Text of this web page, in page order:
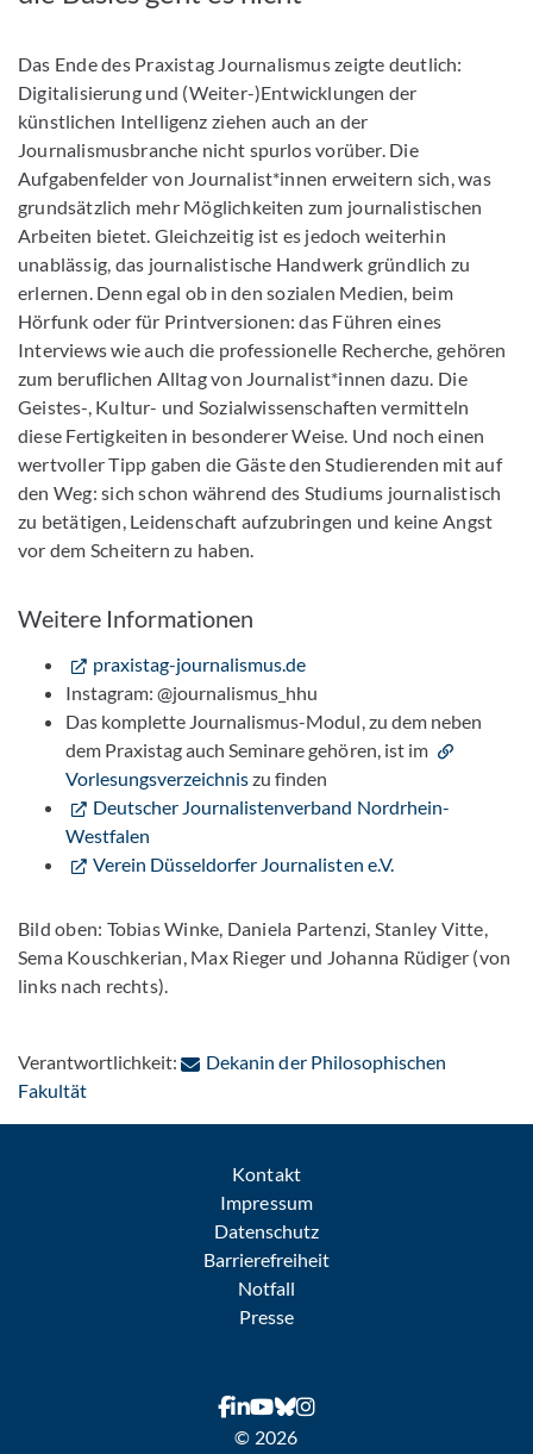
Das Ende des Praxistag Journalismus zeigte deutlich:
Digitalisierung und (Weiter-)Entwicklungen der
künstlichen Intelligenz ziehen auch an der
Journalismusbranche nicht spurlos vorüber. Die
Aufgabenfelder von Journalist*innen erweitern sich, was
grundsätzlich mehr Möglichkeiten zum journalistischen
Arbeiten bietet. Gleichzeitig ist es jedoch weiterhin
unablässig, das journalistische Handwerk gründlich zu
erlernen. Denn egal ob in den sozialen Medien, beim
Hörfunk oder für Printversionen: das Führen eines
Interviews wie auch die professionelle Recherche, gehören
zum beruflichen Alltag von Journalist*innen dazu. Die
Geistes-, Kultur- und Sozialwissenschaften vermitteln
diese Fertigkeiten in besonderer Weise. Und noch einen
wertvoller Tipp gaben die Gäste den Studierenden mit auf
den Weg: sich schon während des Studiums journalistisch
zu betätigen, Leidenschaft aufzubringen und keine Angst
vor dem Scheitern zu haben.
Weitere Informationen
praxistag-journalismus.de
Instagram: @journalismus_hhu
Das komplette Journalismus-Modul, zu dem neben
dem Praxistag auch Seminare gehören, ist im
Vorlesungsverzeichniszu finden
Deutscher Journalistenverband Nordrhein-
Westfalen
Verein Düsseldorfer Journalisten e.V.
Bild oben: Tobias Winke, Daniela Partenzi, Stanley Vitte,
Sema Kouschkerian, Max Rieger und Johanna Rüdiger (von
links nach rechts).
Verantwortlichkeit:
Dekanin der Philosophischen
Fakultät: Per E-Mail kontaktieren
Kontakt
Impressum
Datenschutz
Barrierefreiheit
Notfall
Presse
© 2026